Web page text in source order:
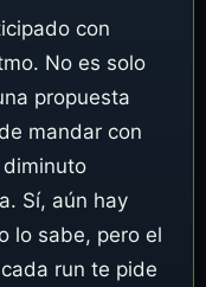
con
No es solo
propuesta
mandar con
Sí, aún hay
lo sabe, pero el
run te pide